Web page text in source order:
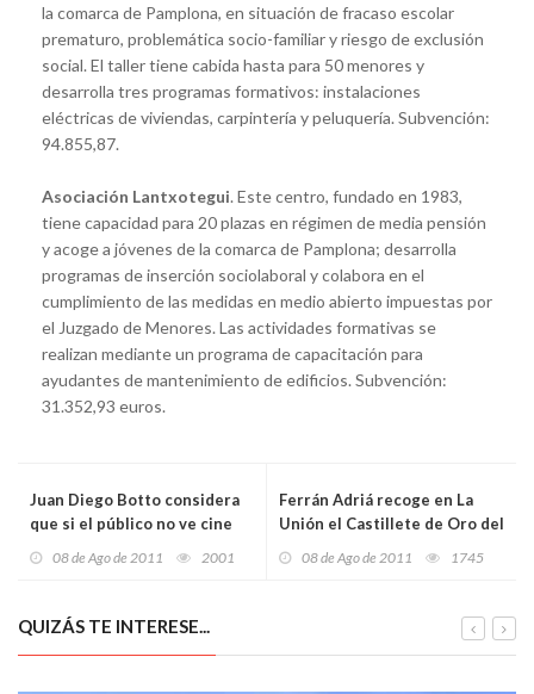
la comarca de Pamplona, en situación de fracaso escolar
prematuro, problemática socio-familiar y riesgo de exclusión
social. El taller tiene cabida hasta para 50 menores y
desarrolla tres programas formativos: instalaciones
eléctricas de viviendas, carpintería y peluquería. Subvención:
94.855,87.
Asociación Lantxotegui. Este centro, fundado en 1983,
tiene capacidad para 20 plazas en régimen de media pensión
y acoge a jóvenes de la comarca de Pamplona; desarrolla
programas de inserción sociolaboral y colabora en el
cumplimiento de las medidas en medio abierto impuestas por
el Juzgado de Menores. Las actividades formativas se
realizan mediante un programa de capacitación para
ayudantes de mantenimiento de edificios. Subvención:
31.352,93 euros.
Juan Diego Botto considera
que si el público no ve cine
historias de interés que no
08 de Ago de 2011 2001
Ferrán Adriá recoge en La
Unión el Castillete de Oro del
Cante de las Minas, “su
08 de Ago de 2011 1745
QUIZÁS TE INTERESE...